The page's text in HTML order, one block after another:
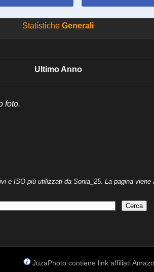
StatisticheGenerali
Ultimo Anno
foto.
e ISO più utilizzati da Sonia_25. La pagina
JuzaPhoto contiene link affiliati